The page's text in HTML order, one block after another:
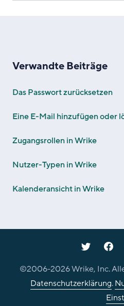
Verwandte Beiträge
Das Passwort zurücksetzen
Eine E-Mail hinzufügen oder
Zugangsrollen in Wrike
Nutzer-Typen in Wrike
Kalenderansicht in Wrike
©2006-2026Wrike, Inc.
Datenschutzerklärung.